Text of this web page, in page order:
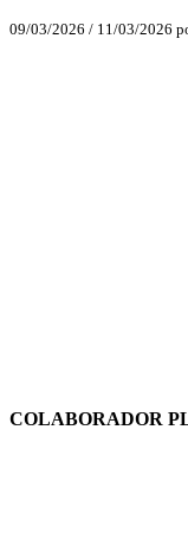
09/03/2026 / 11/03/2026
COLABORADOR